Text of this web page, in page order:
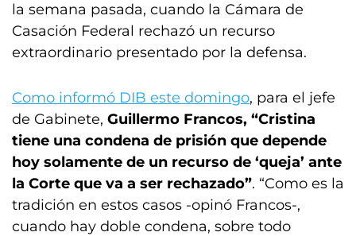
la semana pasada, cuando la Cámara de
Casación Federal rechazó un recurso
extraordinario presentado por la defensa.
Como informó DIB este domingo, para el jefe
de Gabinete, Guillermo Francos, “Cristina
tiene una condena de prisión que depende
hoy solamente de un recurso de ‘queja’ ante
la Corte que va a ser rechazado”. “Como es la
tradición en estos casos -opinó Francos-,
cuando hay doble condena, sobre todo